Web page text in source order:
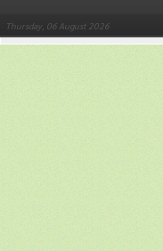
Thursday, 06 August 2026